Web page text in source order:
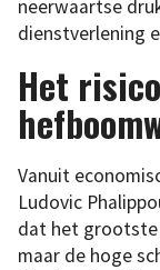
neerwaartse
dienstverlening
Het
Vanuit
Ludovic
dat het grootste
maar de hoge